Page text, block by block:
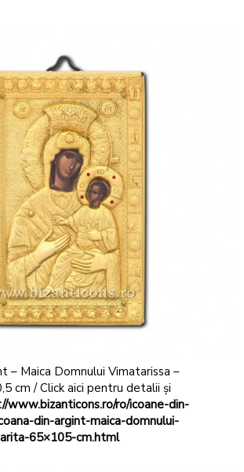
– Maica Domnului Vimatarissa –
cm / Click aici pentru detalii și
www.bizanticons.ro/ro/icoane-din-
din-argint-maica-domnului-
65×105-cm.html